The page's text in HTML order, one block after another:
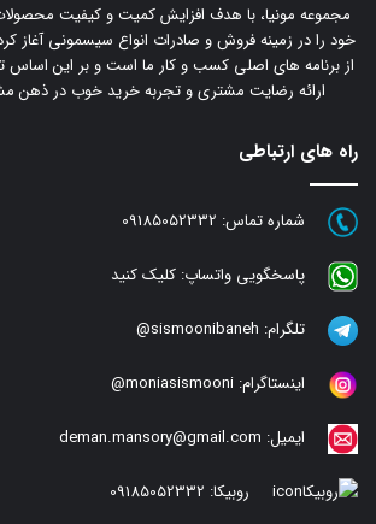
مجموعه مونیا، با هدف افزایش کمیت و کیفیت
خود را در زمینه فروش و صادرات انواع سیسمونی
از برنامه های اصلی کسب و کار ما است و بر این اساس
ارائه رضایت مشتری و تجربه خرید خوب در ذهن
راه های ارتباطی
شماره تماس: 09185052332
پاسخگویی واتساپ: کلیک کنید
تلگرام: sismoonibaneh@
اینستاگرام: moniasismooni@
ایمیل: deman.mansory@gmail.com
روبیکا: 09185052332